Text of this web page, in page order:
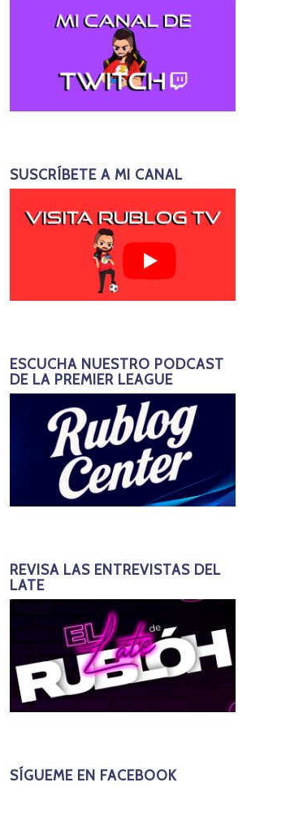
SUSCRÍBETE A MI CANAL
ESCUCHA NUESTRO PODCAST
DE LA PREMIER LEAGUE
REVISA LAS ENTREVISTAS DEL
LATE
SÍGUEME EN FACEBOOK